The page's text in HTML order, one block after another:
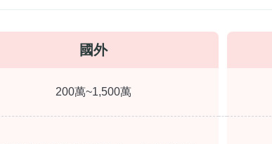
國外
200萬~1,500萬